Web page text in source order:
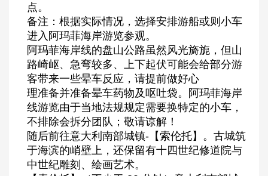
点。
备注：根据实际情况，选择安排游船或则小车
进入阿玛菲海岸游览参观。
阿玛菲海岸线的盘山公路虽然风光旖旎，但山
路崎岖、急弯较多、上下起伏可能会给部分游
客带来一些晕车反应，请提前做好心
理准备并准备晕车药物及呕吐袋。阿玛菲海岸
线游览由于当地法规规定需要换特定的小车，
不排除会拆分团队；敬请谅解！
随后前往意大利南部城镇-【索伦托】。古城筑
于海滨的峭壁上，还保留有十四世纪修道院与
中世纪雕刻、绘画艺术。